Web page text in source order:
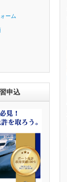
ーム
申込